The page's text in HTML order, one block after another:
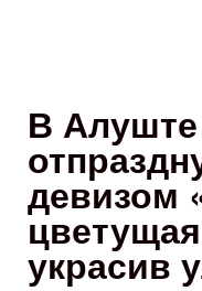
В
девизом
украсив